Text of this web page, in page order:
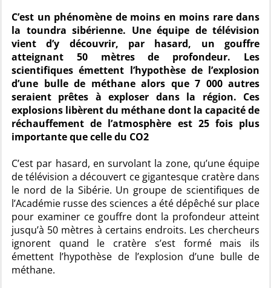
C’est un phénomène de moins en moins rare dans
la toundra sibérienne. Une équipe de télévision
vient d’y découvrir, par hasard, un gouffre
atteignant 50 mètres de profondeur. Les
scientifiques émettent l’hypothèse de l’explosion
d’une bulle de méthane alors que 7 000 autres
seraient prêtes à exploser dans la région. Ces
explosions libèrent du méthane dont la capacité de
réchauffement de l’atmosphère est 25 fois plus
importante que celle du CO2
C’est par hasard, en survolant la zone, qu’une équipe
de télévision a découvert ce gigantesque cratère dans
le nord de la Sibérie. Un groupe de scientifiques de
l’Académie russe des sciences a été dépêché sur place
pour examiner ce gouffre dont la profondeur atteint
jusqu’à 50 mètres à certains endroits. Les chercheurs
ignorent quand le cratère s’est formé mais ils
émettent l’hypothèse de l’explosion d’une bulle de
méthane.